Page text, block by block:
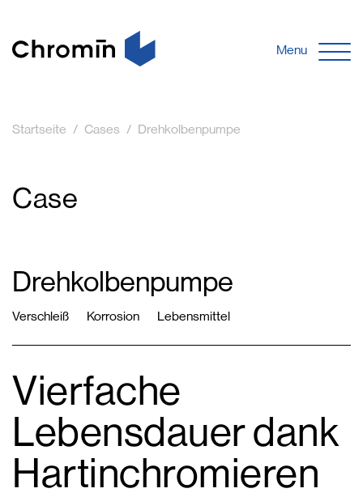
Menu
Startseite Cases Drehkolbenpumpe
Case
Drehkolbenpumpe
Verschleiß Korrosion Lebensmittel
Vierfache
Lebensdauer dank
Hartinchromieren